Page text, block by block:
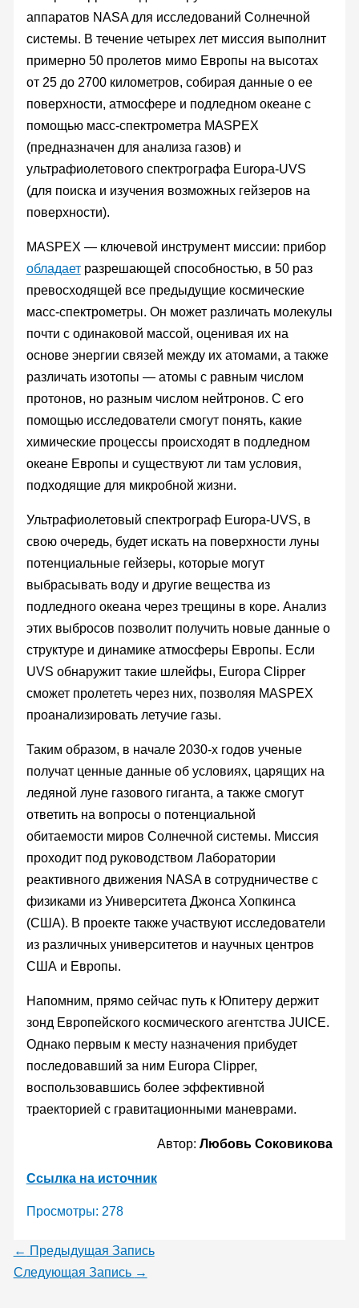
аппаратов NASA для исследований Солнечной
системы. В течение четырех лет миссия выполнит
примерно 50 пролетов мимо Европы на высотах
от 25 до 2700 километров, собирая данные о ее
поверхности, атмосфере и подледном океане с
помощью масс-спектрометра MASPEX
(предназначен для анализа газов) и
ультрафиолетового спектрографа Europa-UVS
(для поиска и изучения возможных гейзеров на
поверхности).
MASPEX — ключевой инструмент миссии: прибор
обладаетразрешающей способностью, в 50 раз
превосходящей все предыдущие космические
масс-спектрометры. Он может различать молекулы
почти с одинаковой массой, оценивая их на
основе энергии связей между их атомами, а также
различать изотопы — атомы с равным числом
протонов, но разным числом нейтронов. С его
помощью исследователи смогут понять, какие
химические процессы происходят в подледном
океане Европы и существуют ли там условия,
подходящие для микробной жизни.
Ультрафиолетовый спектрограф Europa-UVS, в
свою очередь, будет искать на поверхности луны
потенциальные гейзеры, которые могут
выбрасывать воду и другие вещества из
подледного океана через трещины в коре. Анализ
этих выбросов позволит получить новые данные о
структуре и динамике атмосферы Европы. Если
UVS обнаружит такие шлейфы, Europa Clipper
сможет пролететь через них, позволяя MASPEX
проанализировать летучие газы.
Таким образом, в начале 2030-х годов ученые
получат ценные данные об условиях, царящих на
ледяной луне газового гиганта, а также смогут
ответить на вопросы о потенциальной
обитаемости миров Солнечной системы. Миссия
проходит под руководством Лаборатории
реактивного движения NASA в сотрудничестве с
физиками из Университета Джонса Хопкинса
(США). В проекте также участвуют исследователи
из различных университетов и научных центров
США и Европы.
Напомним, прямо сейчас путь к Юпитеру держит
зонд Европейского космического агентства JUICE.
Однако первым к месту назначения прибудет
последовавший за ним Europa Clipper,
воспользовавшись более эффективной
траекторией с гравитационными маневрами.
Автор:Любовь Соковикова
Ссылка на источник
Просмотры: 278
← Предыдущая Запись
Следующая Запись →